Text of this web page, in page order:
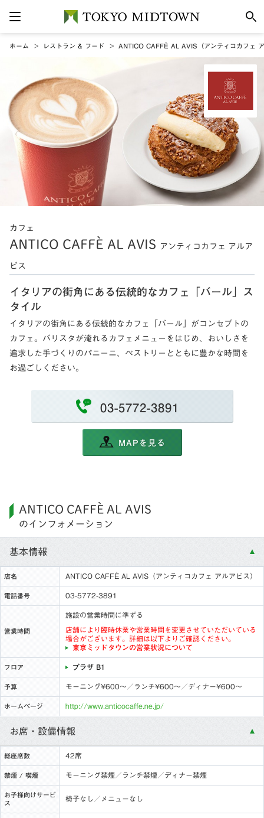
ホーム レストラン & フード ANTICO CAFFÈ AL AVIS（アンティコカフェ
カフェ
ANTICO CAFFÈ AL AVIS アンティコカフェ アルア
ビス
イタリアの街角にある伝統的なカフェ「バール」ス
タイル
イタリアの街角にある伝統的なカフェ「バール」がコンセプトの
カフェ。バリスタが淹れるカフェメニューをはじめ、おいしさを
追求した手づくりのパニーニ、ペストリーとともに豊かな時間を
お過ごしください。
03-5772-3891
MAPを見る
ANTICO CAFFÈ AL AVIS
のインフォメーション
基本情報
店名 ANTICO CAFFÈ AL AVIS（アンティコカフェ アルアビス）
電話番号 03-5772-3891
営業時間
施設の営業時間に準ずる
店舗により臨時休業や営業時間を変更させていただいている
場合がございます。詳細は以下よりご確認ください。
東京ミッドタウンの営業状況について
フロア プラザ B1
予算 モーニング¥600〜／ランチ¥600〜／ディナー¥600〜
ホームページ http://www.anticocaffe.ne.jp/
お席・設備情報
総座席数 42席
禁煙 / 喫煙 モーニング禁煙／ランチ禁煙／ディナー禁煙
お子様向けサービ
ス
椅子なし／メニューなし